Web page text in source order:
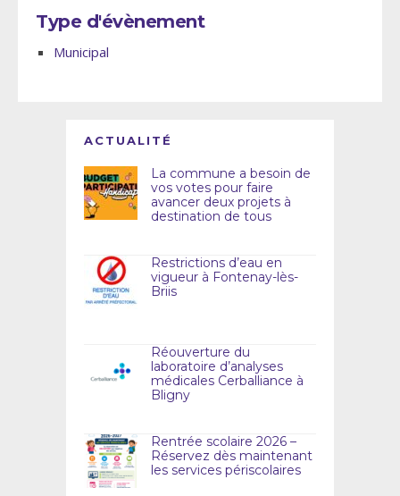
Type d'évènement
Municipal
ACTUALITÉ
La commune a besoin de
vos votes pour faire
avancer deux projets à
destination de tous
Restrictions d’eau en
vigueur à Fontenay-lès-
Briis
Réouverture du
laboratoire d’analyses
médicales Cerballiance à
Bligny
Rentrée scolaire 2026 –
Réservez dès maintenant
les services périscolaires